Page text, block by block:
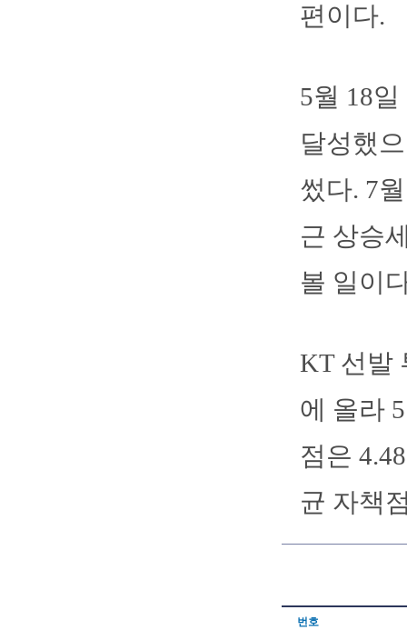
편이다.
5월 18
달성했
썼다. 7
근 상승
볼 일이
KT 선발
에 올라
점은
균 자책
번호